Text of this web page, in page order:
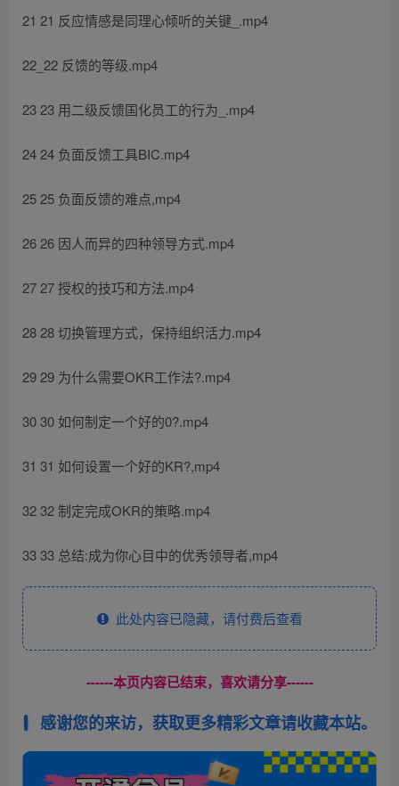
21 21 反应情感是同理心倾听的关键_.mp4
22_22 反馈的等级.mp4
23 23 用二级反馈国化员工的行为_.mp4
24 24 负面反馈工具BIC.mp4
25 25 负面反馈的难点,mp4
26 26 因人而异的四种领导方式.mp4
27 27 授权的技巧和方法.mp4
28 28 切换管理方式，保持组织活力.mp4
29 29 为什么需要OKR工作法?.mp4
30 30 如何制定一个好的0?.mp4
31 31 如何设置一个好的KR?,mp4
32 32 制定完成OKR的策略.mp4
33 33 总结:成为你心目中的优秀领导者,mp4
此处内容已隐藏，请付费后查看
------本页内容已结束，喜欢请分享------
感谢您的来访，获取更多精彩文章请收藏本站。